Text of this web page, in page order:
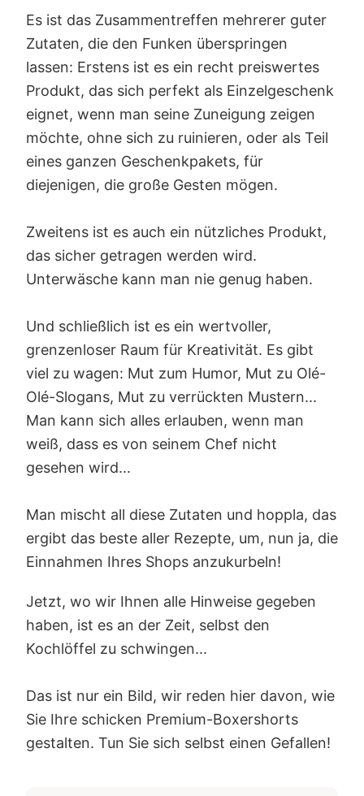
Es ist das Zusammentreffen mehrerer guter
Zutaten, die den Funken überspringen
lassen: Erstens ist es ein recht preiswertes
Produkt, das sich perfekt als Einzelgeschenk
eignet, wenn man seine Zuneigung zeigen
möchte, ohne sich zu ruinieren, oder als Teil
eines ganzen Geschenkpakets, für
diejenigen, die große Gesten mögen.
Zweitens ist es auch ein nützliches Produkt,
das sicher getragen werden wird.
Unterwäsche kann man nie genug haben.
Und schließlich ist es ein wertvoller,
grenzenloser Raum für Kreativität. Es gibt
viel zu wagen: Mut zum Humor, Mut zu Olé-
Olé-Slogans, Mut zu verrückten Mustern...
Man kann sich alles erlauben, wenn man
weiß, dass es von seinem Chef nicht
gesehen wird...
Man mischt all diese Zutaten und hoppla, das
ergibt das beste aller Rezepte, um, nun ja, die
Einnahmen Ihres Shops anzukurbeln!
Jetzt, wo wir Ihnen alle Hinweise gegeben
haben, ist es an der Zeit, selbst den
Kochlöffel zu schwingen...
Das ist nur ein Bild, wir reden hier davon, wie
Sie Ihre schicken Premium-Boxershorts
gestalten. Tun Sie sich selbst einen Gefallen!